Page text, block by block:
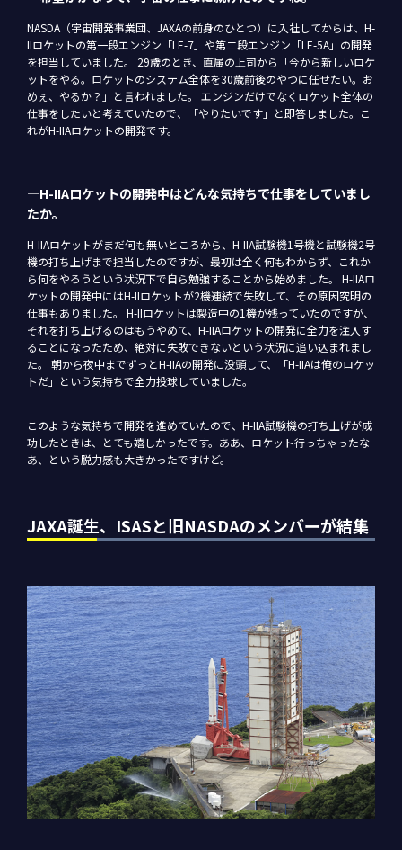
NASDA（宇宙開発事業団、JAXAの前身のひとつ）に入社してからは、H-
IIロケットの第一段エンジン「LE-7」や第二段エンジン「LE-5A」の開発
を担当していました。 29歳のとき、直属の上司から「今から新しいロケ
ットをやる。ロケットのシステム全体を30歳前後のやつに任せたい。お
めぇ、やるか？」と言われました。 エンジンだけでなくロケット全体の
仕事をしたいと考えていたので、「やりたいです」と即答しました。こ
れがH-IIAロケットの開発です。
―H-IIAロケットの開発中はどんな気持ちで仕事をしていまし
たか。
H-IIAロケットがまだ何も無いところから、H-IIA試験機1号機と試験機2号
機の打ち上げまで担当したのですが、最初は全く何もわからず、これか
ら何をやろうという状況下で自ら勉強することから始めました。 H-IIAロ
ケットの開発中にはH-IIロケットが2機連続で失敗して、その原因究明の
仕事もありました。 H-IIロケットは製造中の1機が残っていたのですが、
それを打ち上げるのはもうやめて、H-IIAロケットの開発に全力を注入す
ることになったため、絶対に失敗できないという状況に追い込まれまし
た。 朝から夜中までずっとH-IIAの開発に没頭して、「H-IIAは俺のロケッ
トだ」という気持ちで全力投球していました。
このような気持ちで開発を進めていたので、H-IIA試験機の打ち上げが成
功したときは、とても嬉しかったです。ああ、ロケット行っちゃったな
あ、という脱力感も大きかったですけど。
JAXA誕生、ISASと旧NASDAのメンバーが結集